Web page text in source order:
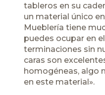
tableros en su
un material único
Mueblería tiene
puedes ocupar en
terminaciones sin
caras son
homogéneas, algo
en este material».